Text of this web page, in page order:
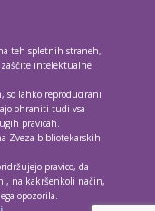
teh spletnih straneh,
intelektualne
so lahko reproducirani
ohraniti tudi vsa
pravicah.
Zveza bibliotekarskih
pravico, da
na kakršenkoli način,
opozorila.